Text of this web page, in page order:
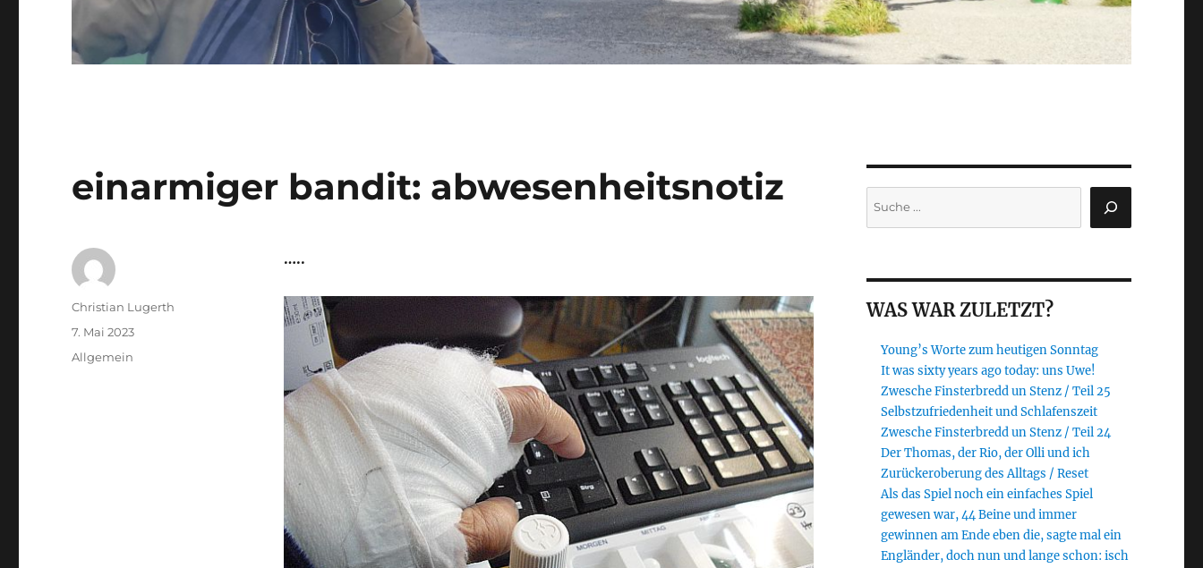
einarmiger bandit: abwesenheitsnotiz
…..
Autor
Christian Lugerth
Veröffentlicht
am
7. Mai 2023
Kategorien
Allgemein
WAS WAR ZULETZT?
Young’s Worte zum heutigen Sonntag
It was sixty years ago today: uns Uwe!
Zwesche Finsterbredd un Stenz / Teil 25
Selbstzufriedenheit und Schlafenszeit
Zwesche Finsterbredd un Stenz / Teil 24
Der Thomas, der Rio, der Olli und ich
Zurückeroberung des Alltags / Reset
Als das Spiel noch ein einfaches Spiel
gewesen war, 44 Beine und immer
gewinnen am Ende eben die, sagte mal ein
Engländer, doch nun und lange schon: isch